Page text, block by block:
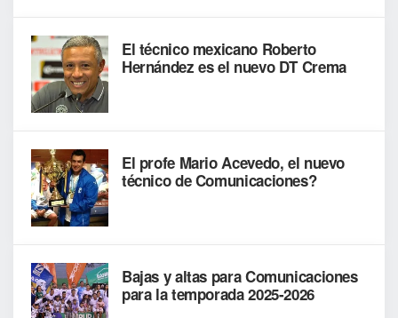
El técnico mexicano Roberto
Hernández es el nuevo DT Crema
El profe Mario Acevedo, el nuevo
técnico de Comunicaciones?
Bajas y altas para Comunicaciones
para la temporada 2025-2026